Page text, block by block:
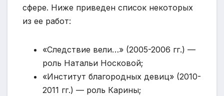
сфере. Ниже приведен список некоторых
из ее работ:
«Следствие вели…» (2005-2006 гг.) —
роль Натальи Носковой;
«Институт благородных девиц» (2010-
2011 гг.) — роль Карины;